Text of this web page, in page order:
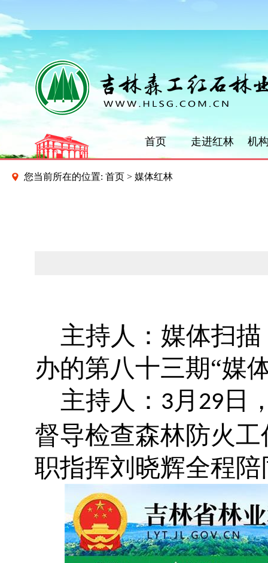
首页 走进红林 机
您当前所在的位置: 首页 > 媒体红林
主持人：媒体扫
办的第八十三期“媒
主持人： 3 月 29 日
督导检查森林防火
职指挥刘晓辉全程陪